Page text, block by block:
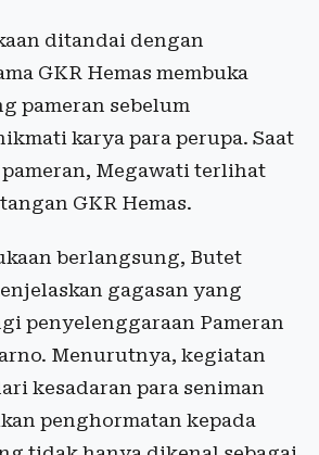
ditandai dengan
GKR Hemas membuka
pameran sebelum
karya para perupa. Saat
pameran, Megawati terlihat
GKR Hemas.
berlangsung, Butet
gagasan yang
penyelenggaraan Pameran
Menurutnya, kegiatan
kesadaran para seniman
penghormatan kepada